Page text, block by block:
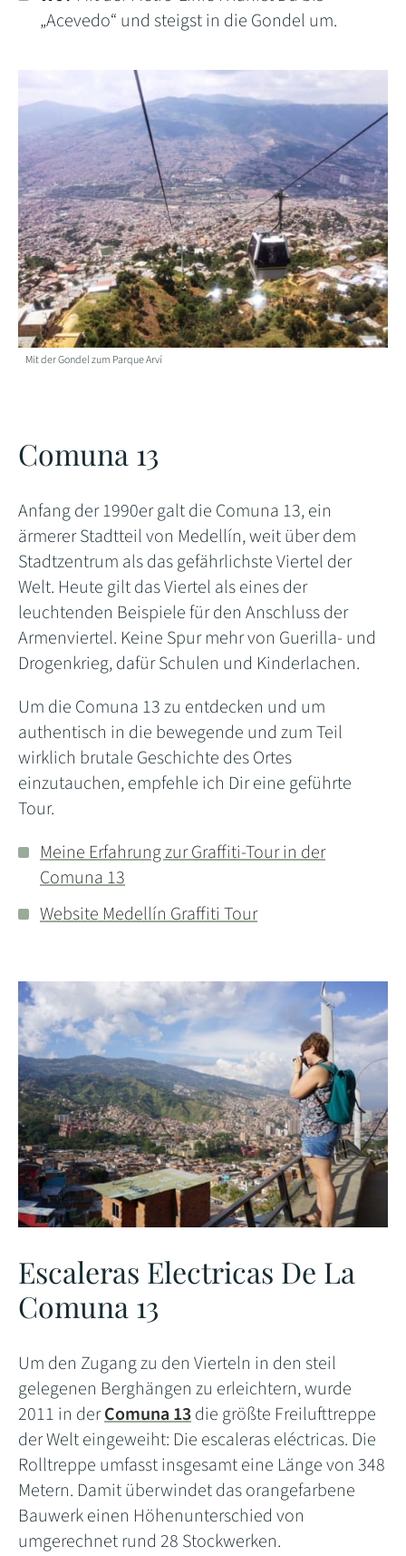
„Acevedo“ und steigst in die Gondel um.
Mit der Gondel zum Parque Arví
Comuna 13
Anfang der 1990er galt die Comuna 13, ein
ärmerer Stadtteil von Medellín, weit über dem
Stadtzentrum als das gefährlichste Viertel der
Welt. Heute gilt das Viertel als eines der
leuchtenden Beispiele für den Anschluss der
Armenviertel. Keine Spur mehr von Guerilla- und
Drogenkrieg, dafür Schulen und Kinderlachen.
Um die Comuna 13 zu entdecken und um
authentisch in die bewegende und zum Teil
wirklich brutale Geschichte des Ortes
einzutauchen, empfehle ich Dir eine geführte
Tour.
Meine Erfahrung zur Graffiti-Tour in der
Comuna 13
Website Medellín Graffiti Tour
Escaleras Electricas De La
Comuna 13
Um den Zugang zu den Vierteln in den steil
gelegenen Berghängen zu erleichtern, wurde
2011 in derComuna 13die größte Freilufttreppe
der Welt eingeweiht: Die escaleras eléctricas. Die
Rolltreppe umfasst insgesamt eine Länge von 348
Metern. Damit überwindet das orangefarbene
Bauwerk einen Höhenunterschied von
umgerechnet rund 28 Stockwerken.